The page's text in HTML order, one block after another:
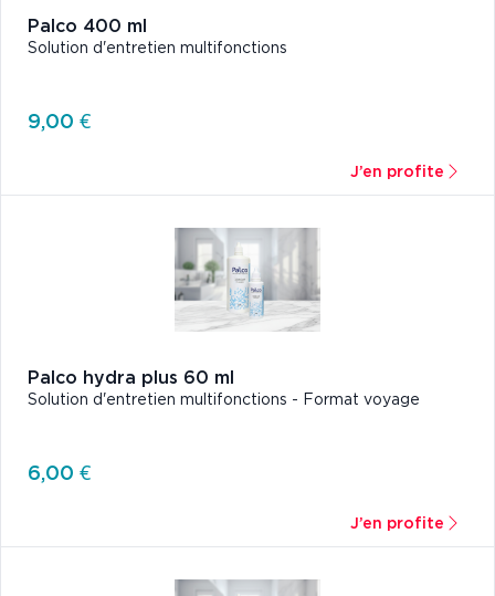
Palco 400 ml
Solution d'entretien multifonctions
9,00 €
J’en profite
Palco hydra plus 60 ml
Solution d'entretien multifonctions - Format voyage
6,00 €
J’en profite